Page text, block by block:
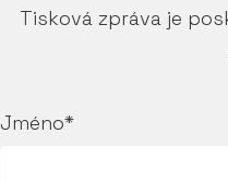
Tisková zpráva je
Jméno*